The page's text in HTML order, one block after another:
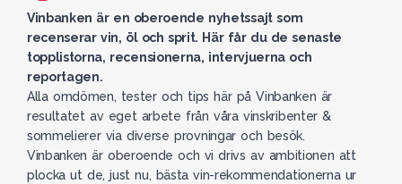
Vinbanken är en oberoende nyhetssajt som
recenserar vin, öl och sprit. Här får du de senaste
topplistorna, recensionerna, intervjuerna och
reportagen.
Alla omdömen, tester och tips här på Vinbanken är
resultatet av eget arbete från våra vinskribenter &
sommelierer via diverse provningar och besök.
Vinbanken är oberoende och vi drivs av ambitionen att
plocka ut de, just nu, bästa vin-rekommendationerna ur